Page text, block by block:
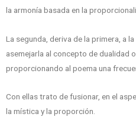
la armonía basada en la
La segunda, deriva de la primera, a
asemejarla al concepto de dualidad
proporcionando al poema una
Con ellas trato de fusionar, en el
la mística y la proporción.